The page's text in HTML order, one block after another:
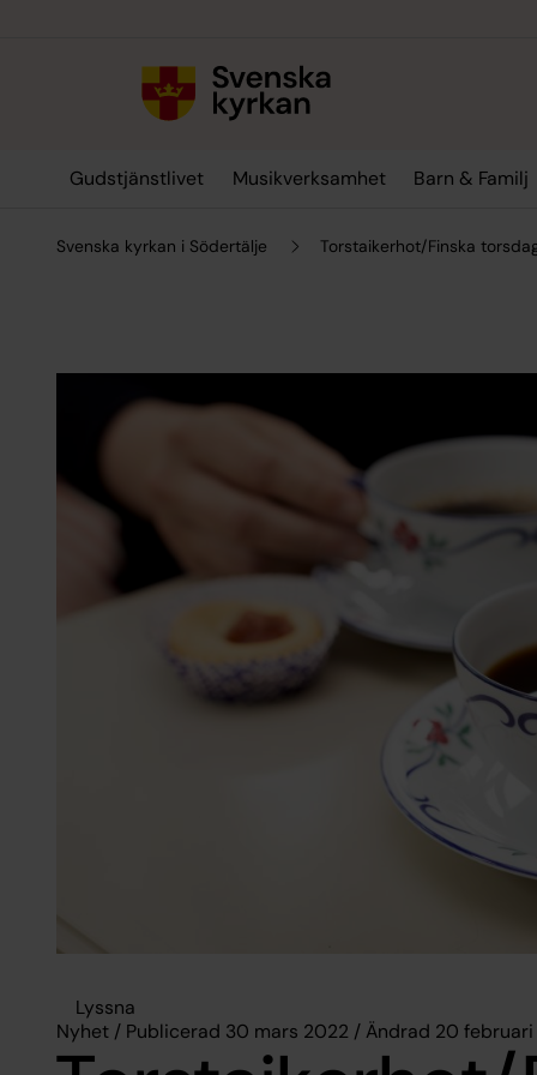
Gudstjänstlivet Musikverksamhet Barn & Familj
Svenska kyrkan i Södertälje Torstaikerhot/Finska
Lyssna
Nyhet / Publicerad 30 mars 2022 / Ändrad 20